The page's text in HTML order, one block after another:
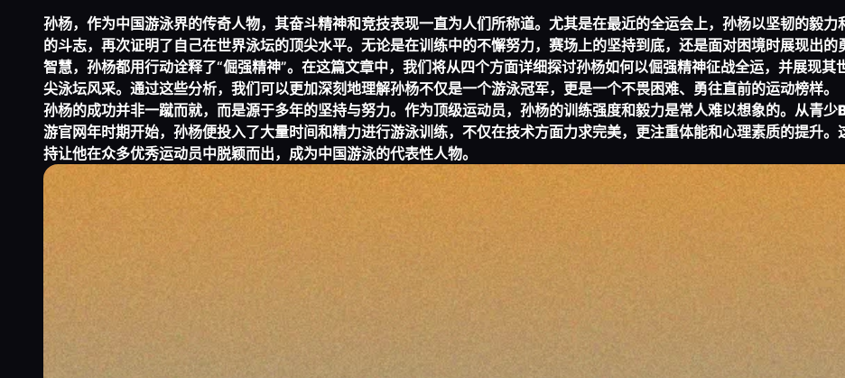
孙杨，作为中国游泳界的传奇人物，其奋斗精神和竞技表现一直为人们所称道。尤其是在最近的全运会上，孙杨以坚韧的毅力
的斗志，再次证明了自己在世界泳坛的顶尖水平。无论是在训练中的不懈努力，赛场上的坚持到底，还是面对困境时展现出的
智慧，孙杨都用行动诠释了“倔强精神”。在这篇文章中，我们将从四个方面详细探讨孙杨如何以倔强精神征战全运，并展现其
尖泳坛风采。通过这些分析，我们可以更加深刻地理解孙杨不仅是一个游泳冠军，更是一个不畏困难、勇往直前的运动榜样。
孙杨的成功并非一蹴而就，而是源于多年的坚持与努力。作为顶级运动员，孙杨的训练强度和毅力是常人难以想象的。从青少
游官网年时期开始，孙杨便投入了大量时间和精力进行游泳训练，不仅在技术方面力求完美，更注重体能和心理素质的提升。
持让他在众多优秀运动员中脱颖而出，成为中国游泳的代表性人物。